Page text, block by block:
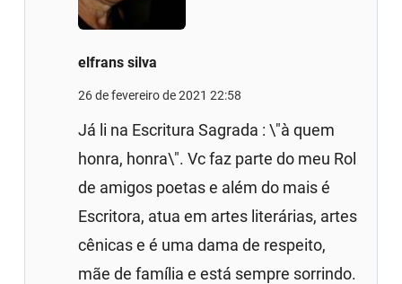
elfrans silva
26 de fevereiro de 2021 22:58
Já li na Escritura Sagrada : \"à quem
honra, honra\". Vc faz parte do meu Rol
de amigos poetas e além do mais é
Escritora, atua em artes literárias, artes
cênicas e é uma dama de respeito,
mãe de família e está sempre sorrindo.